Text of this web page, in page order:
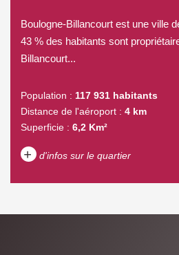
Boulogne-Billancourt est une ville
43 % des habitants sont
Billancourt...
Population : 117 931 habitants
Distance de l'aéroport : 4 km
Superficie : 6,2 Km²
+ d'infos sur le quartier